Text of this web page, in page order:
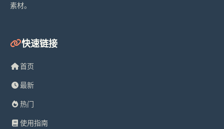
素材。
快速链接
首页
最新
热门
使用指南